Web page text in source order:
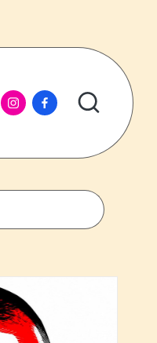
instagramfacebook